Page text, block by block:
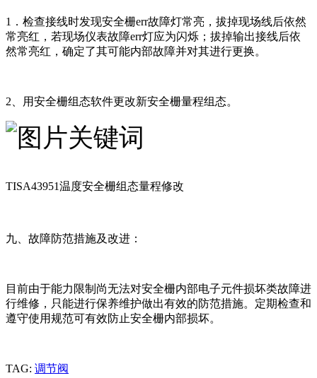
1．检查接线时发现安全栅err故障灯常亮，拔掉现场线后依然
常亮红，若现场仪表故障err灯应为闪烁；拔掉输出接线后依
然常亮红，确定了其可能内部故障并对其进行更换。
2、用安全栅组态软件更改新安全栅量程组态。
TISA43951温度安全栅组态量程修改
九、故障防范措施及改进：
目前由于能力限制尚无法对安全栅内部电子元件损坏类故障进
行维修，只能进行保养维护做出有效的防范措施。定期检查和
遵守使用规范可有效防止安全栅内部损坏。
TAG: 调节阀